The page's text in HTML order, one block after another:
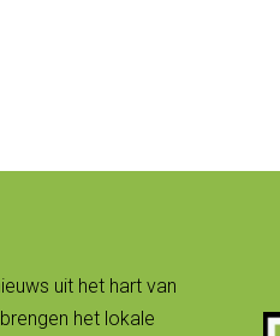
uit het hart van
het lokale